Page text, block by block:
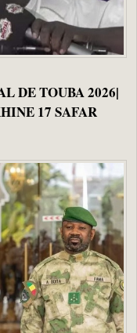
DE TOUBA 2026|
17 SAFAR